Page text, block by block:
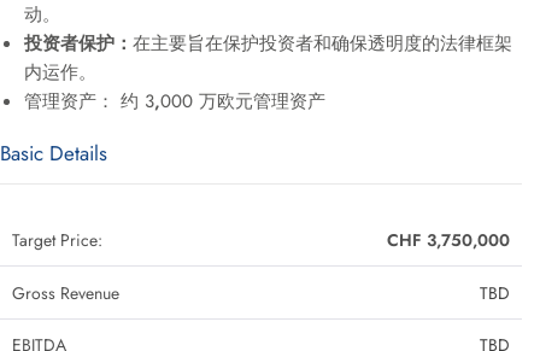
动。
投资者保护： 在主要旨在保护投资者和确保透明度的法律框架
内运作。
管理资产： 约 3,000 万欧元管理资产
Basic Details
Target Price: CHF 3,750,000
Gross Revenue TBD
EBITDA TBD